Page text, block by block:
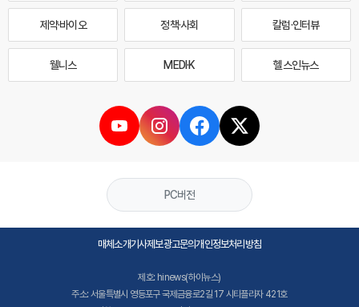
제약·바이오 정책·사회 칼럼·인터뷰
웰니스 MEDI·K 헬스인뉴스
PC버전
매체소개기사제보광고문의개인정보처리방침
제호: hinews(하이뉴스)
주소: 서울특별시 영등포구 국제금융로2길 17 시티플라자 421호